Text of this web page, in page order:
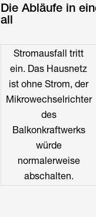
Die Abläufe in
all
Stromausfall tritt
ein. Das Hausnetz
ist ohne Strom, der
Mikrowechselrichter
des
Balkonkraftwerks
würde
normalerweise
abschalten.